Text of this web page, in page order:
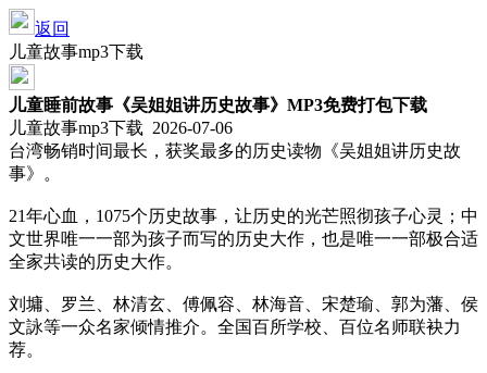
返回
儿童故事mp3下载
儿童睡前故事《吴姐姐讲历史故事》MP3免费打包下载
儿童故事mp3下载 2026-07-06
台湾畅销时间最长，获奖最多的历史读物《吴姐姐讲历史故
事》。
21年心血，1075个历史故事，让历史的光芒照彻孩子心灵；中
文世界唯一一部为孩子而写的历史大作，也是唯一一部极合适
全家共读的历史大作。
刘墉、罗兰、林清玄、傅佩容、林海音、宋楚瑜、郭为藩、侯
文詠等一众名家倾情推介。全国百所学校、百位名师联袂力
荐。